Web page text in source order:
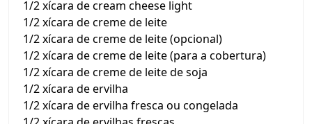
1/2 xícara de cream cheese light
1/2 xícara de creme de leite
1/2 xícara de creme de leite (opcional)
1/2 xícara de creme de leite (para a cobertura)
1/2 xícara de creme de leite de soja
1/2 xícara de ervilha
1/2 xícara de ervilha fresca ou congelada